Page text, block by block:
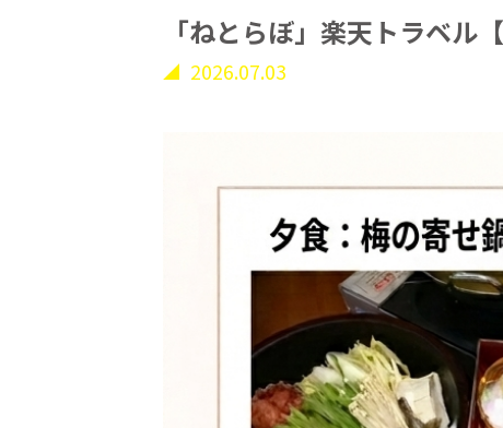
「ねとらぼ」楽天トラベル
2026.07.03